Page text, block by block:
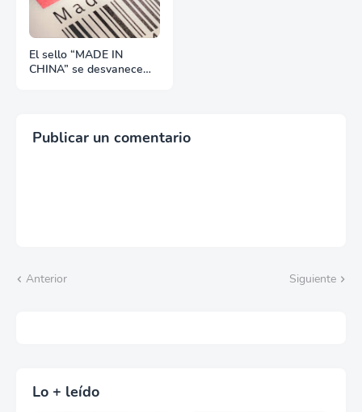
El sello “MADE IN
CHINA” se desvanece
Publicar un comentario
Anterior Siguiente
Lo + leído